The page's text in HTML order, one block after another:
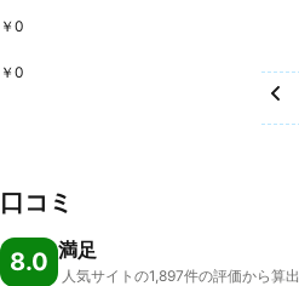
￥0
￥0
口コミ
8.0 満足
人気サイトの1,897件の評価から算出